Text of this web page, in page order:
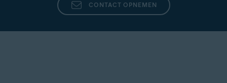
CONTACT OPNEMEN